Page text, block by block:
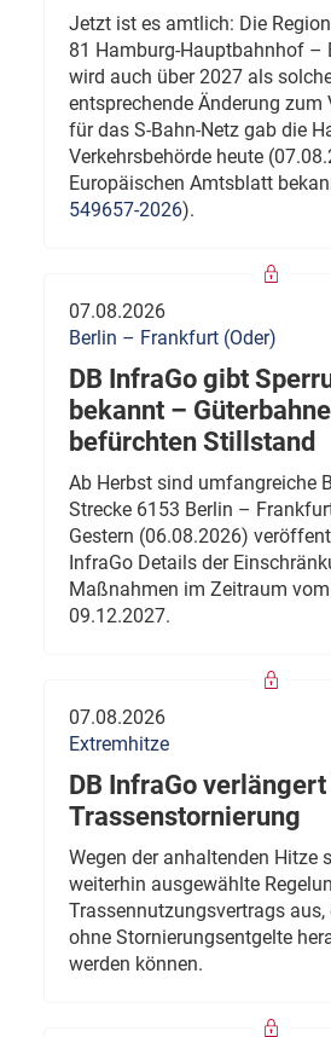
Jetzt ist es amtlich: Die
81 Hamburg-Hauptbahnhof –
wird auch über 2027 als
entsprechende Änderung zum
für das S-Bahn-Netz gab die
Verkehrsbehörde heute
Europäischen Amtsblatt
549657-2026).
07.08.2026
Berlin – Frankfurt (Oder)
DB InfraGo gibt
bekannt –
befürchten Stillstand
Ab Herbst sind umfangreiche
Strecke 6153 Berlin –
Gestern (06.08.2026)
InfraGo Details der
Maßnahmen im Zeitraum
09.12.2027.
07.08.2026
Extremhitze
DB InfraGo
Trassenstornierung
Wegen der anhaltenden Hitze
weiterhin ausgewählte
Trassennutzungsvertrags aus,
ohne Stornierungsentgelte
werden können.